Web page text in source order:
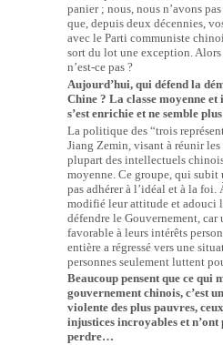
panier ; nous, nous n’avons
que, depuis deux décennies,
avec le Parti communiste
sort du lot une exception.
n’est-ce pas ?
Aujourd’hui, qui défend la
Chine ? La classe moyenne
s’est enrichie et ne semble
La politique des “trois
Jiang Zemin, visant à réunir
plupart des intellectuels
moyenne. Ce groupe, qui subit
pas adhérer à l’idéal et à la
modifié leur attitude et adouci
défendre le Gouvernement, car
favorable à leurs intérêts
entière a régressé vers une
personnes seulement luttent
Beaucoup pensent que ce qui
gouvernement chinois, c’est
violente des plus pauvres,
injustices incroyables et n’ont
perdre…